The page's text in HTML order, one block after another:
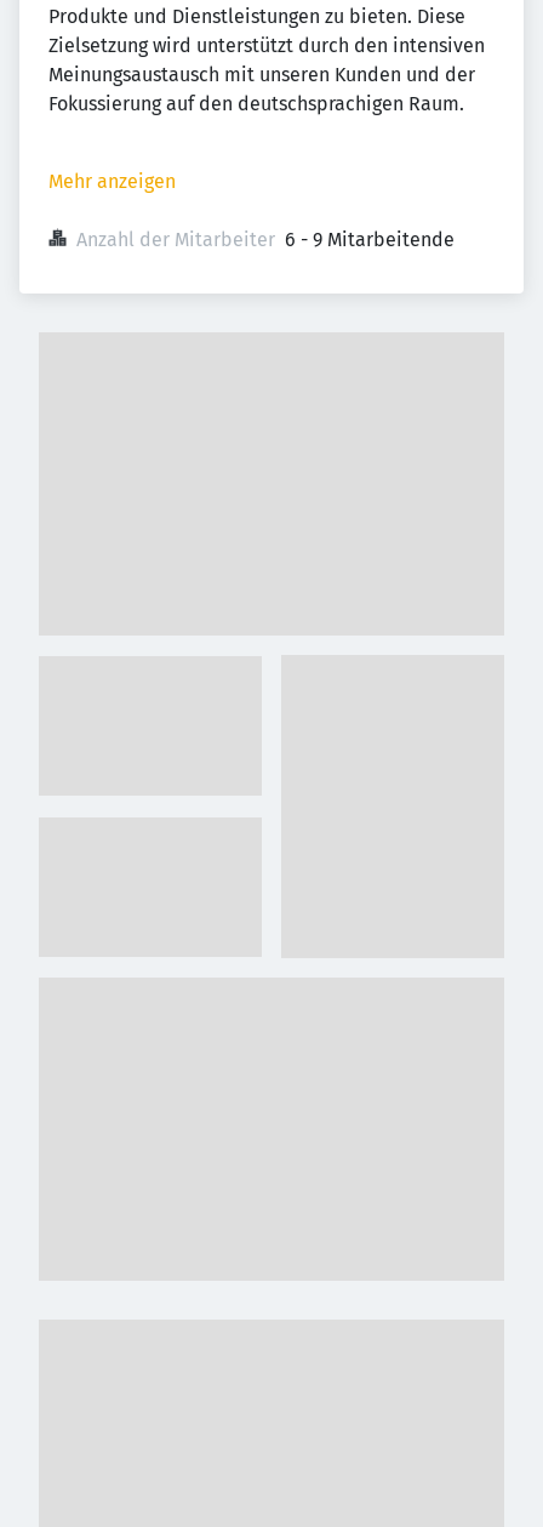
Produkte und Dienstleistungen zu bieten. Diese
Zielsetzung wird unterstützt durch den intensiven
Meinungsaustausch mit unseren Kunden und der
Fokussierung auf den deutschsprachigen Raum.
Mehr anzeigen
Anzahl der Mitarbeiter 6 - 9 Mitarbeitende